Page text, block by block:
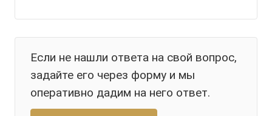
Если не нашли ответа на свой вопрос,
задайте его через форму и мы
оперативно дадим на него ответ.